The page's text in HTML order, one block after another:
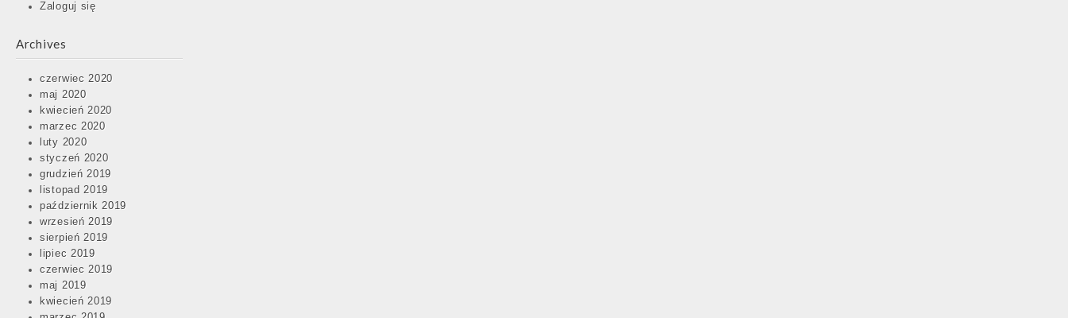
Zaloguj się
Archives
czerwiec 2020
maj 2020
kwiecień 2020
marzec 2020
luty 2020
styczeń 2020
grudzień 2019
listopad 2019
październik 2019
wrzesień 2019
sierpień 2019
lipiec 2019
czerwiec 2019
maj 2019
kwiecień 2019